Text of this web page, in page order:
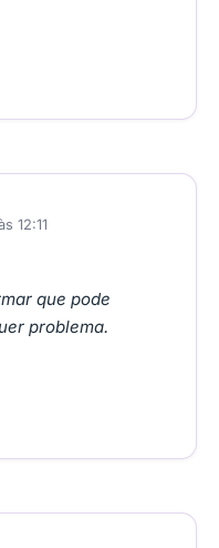
12:11
que pode
problema.